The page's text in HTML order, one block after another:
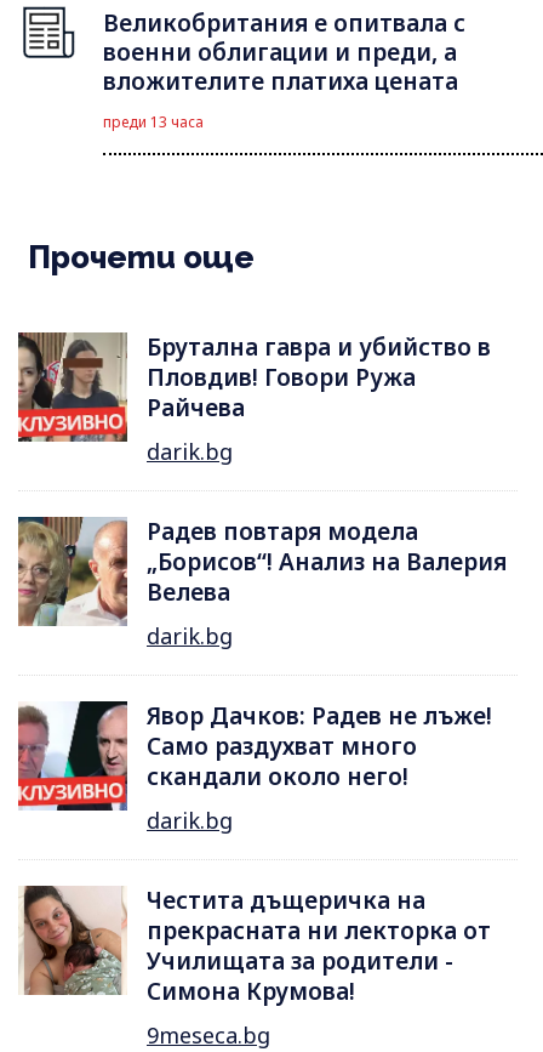
Великобритания е опитвала с
военни облигации и преди, а
вложителите платиха цената
преди 13 часа
Прочети още
Брутална гавра и убийство в
Пловдив! Говори Ружа
Райчева
darik.bg
Радев повтаря модела
„Борисов“! Анализ на Валерия
Велева
darik.bg
Явор Дачков: Радев не лъже!
Само раздухват много
скандали около него!
darik.bg
Честита дъщеричка на
прекрасната ни лекторка от
Училищата за родители -
Симона Крумова!
9meseca.bg